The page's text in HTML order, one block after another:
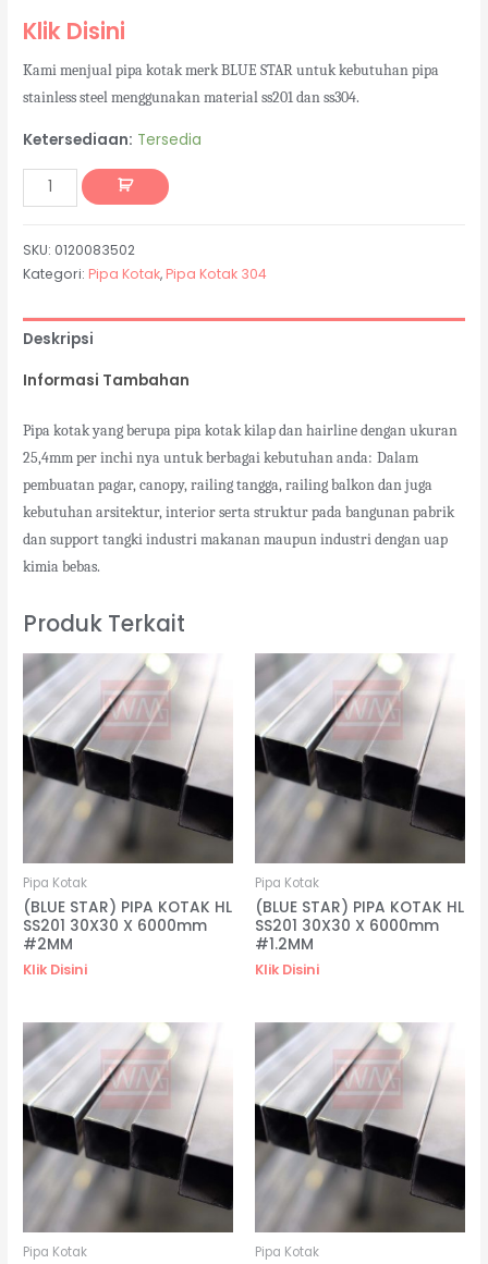
Klik Disini
Kami menjual pipa kotak merk BLUE STAR untuk kebutuhan pipa
stainless steel menggunakan material ss201 dan ss304.
Ketersediaan: Tersedia
SKU: 0120083502
Kategori: Pipa Kotak, Pipa Kotak 304
Deskripsi
Informasi Tambahan
Pipa kotak yang berupa pipa kotak kilap dan hairline dengan ukuran
25,4mm per inchi nya untuk berbagai kebutuhan anda: Dalam
pembuatan pagar, canopy, railing tangga, railing balkon dan juga
kebutuhan arsitektur, interior serta struktur pada bangunan pabrik
dan support tangki industri makanan maupun industri dengan uap
kimia bebas.
Produk Terkait
Pipa Kotak
(BLUE STAR) PIPA KOTAK HL
SS201 30X30 X 6000mm
#2MM
Klik Disini
Pipa Kotak
(BLUE STAR) PIPA KOTAK HL
SS201 30X30 X 6000mm
#1.2MM
Klik Disini
Pipa Kotak Pipa Kotak